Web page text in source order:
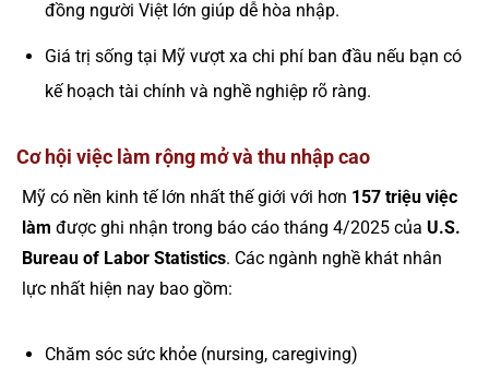
đồng người Việt lớn giúp dễ hòa nhập.
Giá trị sống tại Mỹ vượt xa chi phí ban đầu nếu bạn có
kế hoạch tài chính và nghề nghiệp rõ ràng.
Cơ hội việc làm rộng mở và thu nhập cao
Mỹ có nền kinh tế lớn nhất thế giới với hơn 157 triệu việc
làm được ghi nhận trong báo cáo tháng 4/2025 của U.S.
Bureau of Labor Statistics. Các ngành nghề khát nhân
lực nhất hiện nay bao gồm:
Chăm sóc sức khỏe (nursing, caregiving)